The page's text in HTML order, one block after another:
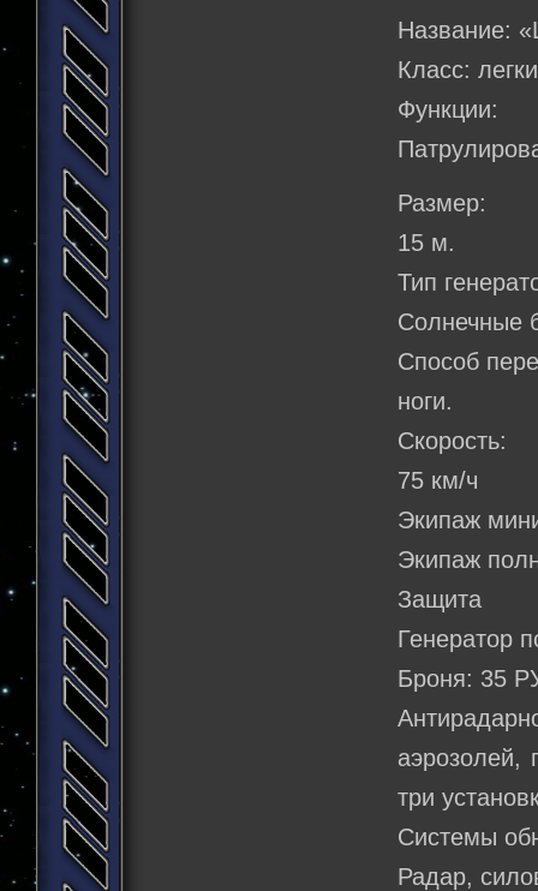
Название:
Класс:
Функции:
Размер:
15 м.
Тип
Солнечные
Способ
ноги.
Скорость:
75 км/ч
Экипаж
Экипаж
Защита
Генератор
Броня: 35
аэрозолей,
три
Системы
Радар,